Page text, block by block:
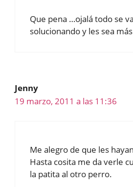
Que pena …ojalá todo se
solucionando y les sea
Jenny
19 marzo, 2011 a las 11:36
Me alegro de que les
Hasta cosita me da verle
la patita al otro perro.